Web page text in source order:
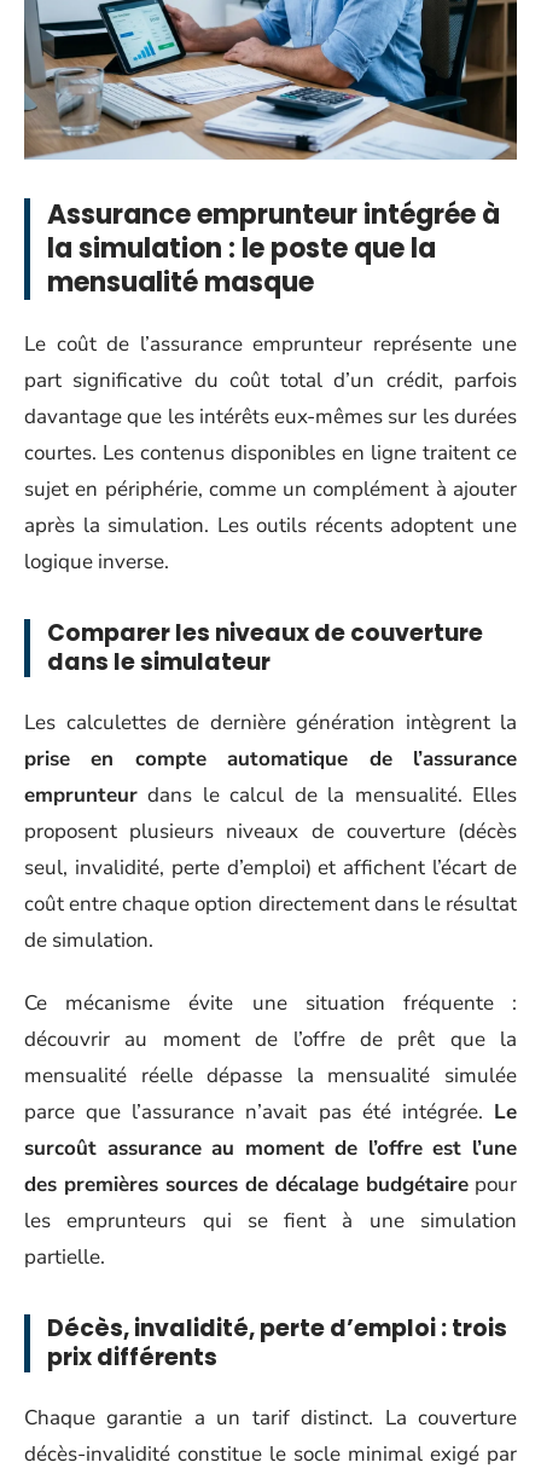
Assurance emprunteur intégrée à
la simulation : le poste que la
mensualité masque
Le coût de l’assurance emprunteur représente une
part significative du coût total d’un crédit, parfois
davantage que les intérêts eux-mêmes sur les durées
courtes. Les contenus disponibles en ligne traitent ce
sujet en périphérie, comme un complément à ajouter
après la simulation. Les outils récents adoptent une
logique inverse.
Comparer les niveaux de couverture
dans le simulateur
Les calculettes de dernière génération intègrent la
prise en compte automatique de l’assurance
emprunteur dans le calcul de la mensualité. Elles
proposent plusieurs niveaux de couverture (décès
seul, invalidité, perte d’emploi) et affichent l’écart de
coût entre chaque option directement dans le résultat
de simulation.
Ce mécanisme évite une situation fréquente :
découvrir au moment de l’offre de prêt que la
mensualité réelle dépasse la mensualité simulée
parce que l’assurance n’avait pas été intégrée. Le
surcoût assurance au moment de l’offre est l’une
des premières sources de décalage budgétaire pour
les emprunteurs qui se fient à une simulation
partielle.
Décès, invalidité, perte d’emploi : trois
prix différents
Chaque garantie a un tarif distinct. La couverture
décès-invalidité constitue le socle minimal exigé par